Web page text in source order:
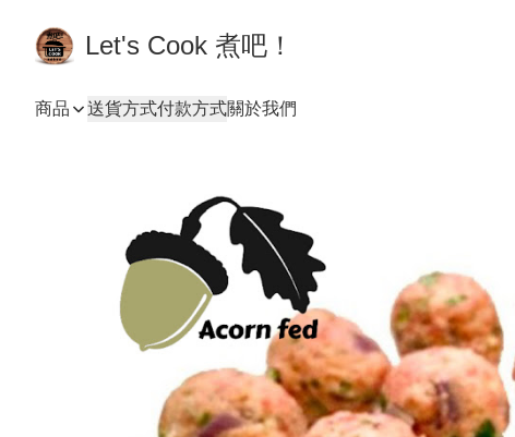
Let's Cook 煮吧！
商品 送貨方式付款方式關於我們